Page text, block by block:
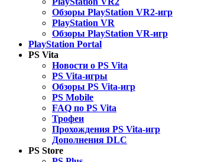
Обзоры PlayStation VR2-игр
PlayStation VR
Обзоры PlayStation VR-игр
PlayStation Portal
PS Vita
Новости о PS Vita
PS Vita-игры
Обзоры PS Vita-игр
PS Mobile
FAQ по PS Vita
Трофеи
Прохождения PS Vita-игр
Дополнения DLC
PS Store